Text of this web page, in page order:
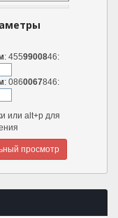
: 4559900846:
: 0860067846:
или alt+p для